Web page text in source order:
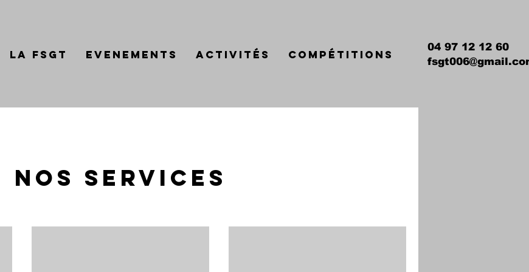
LA FSGT Evenements Activités Compétitions
04 97 12 12 60
Nos services